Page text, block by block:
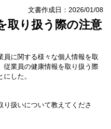
文書作成日：2026/01/08
取り扱う際の注意
員に関する様々な個人情報を取
従業員の健康情報を取り扱う際
した。
扱いについて教えてくださ